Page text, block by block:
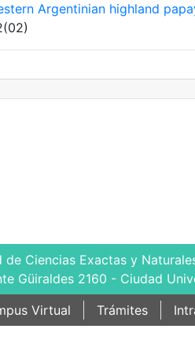
Argentinian highland
de Ciencias Exactas y
Güiraldes 2160 - Ciudad
Virtual Trámites